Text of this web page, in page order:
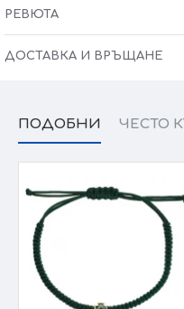
Естествени перли
Тегло: 2,83 гр за
Колието може да
Сертификат за
6 месеца + тест и
Kрайната цена и
нашите продукти се
размера на изделието.
При онлайн поръчка, ще
всички характеристики
РЕВЮТА
ДОСТАВКА И ВРЪЩАНЕ
ПОДОБНИ ЧЕСТО